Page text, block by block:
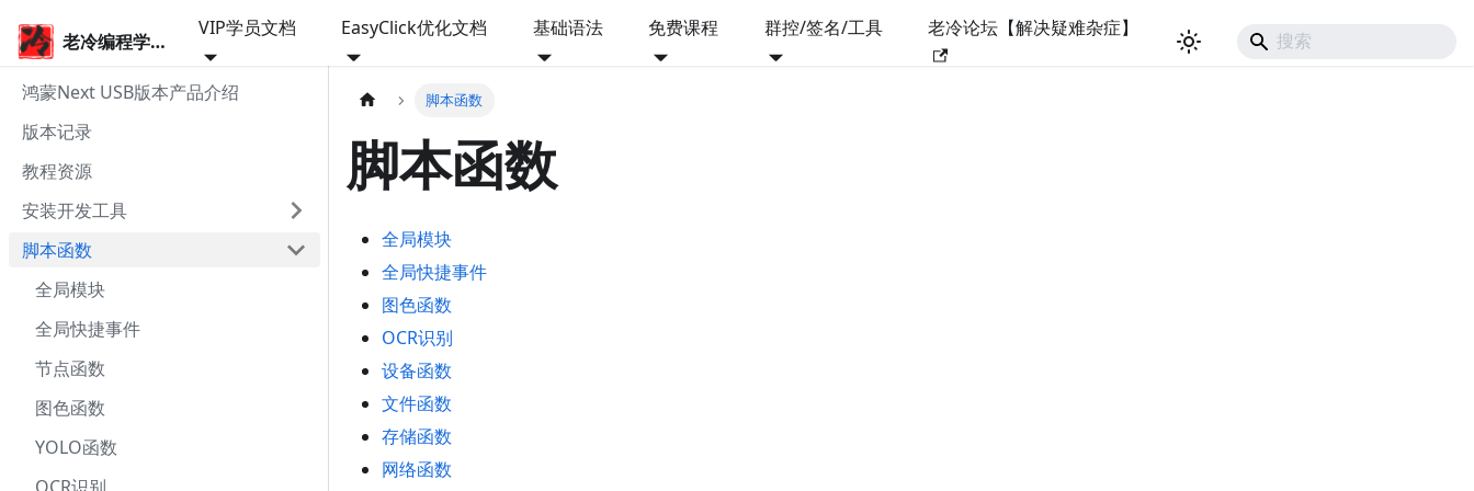
老冷编程学院
VIP学员文档 EasyClick优化文档 基础语法 免费课程 群控/签名/工具 老冷论坛【解决疑难杂症】
鸿蒙Next USB版本产品介绍
版本记录
教程资源
安装开发工具
脚本函数
全局模块
全局快捷事件
节点函数
图色函数
YOLO函数
脚本函数
脚本函数
全局模块
全局快捷事件
图色函数
OCR识别
设备函数
文件函数
存储函数
网络函数